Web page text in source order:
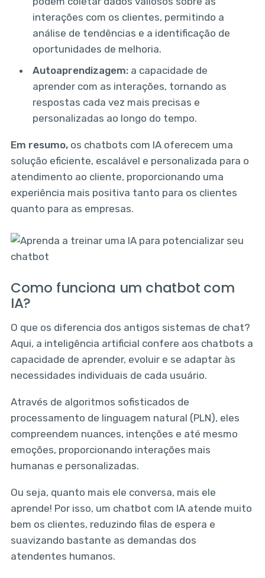
interações com os clientes, permitindo a
análise de tendências e a identificação de
oportunidades de melhoria.
Autoaprendizagem: a capacidade de
aprender com as interações, tornando as
respostas cada vez mais precisas e
personalizadas ao longo do tempo.
Em resumo,os chatbots com IA oferecem uma
solução eficiente, escalável e personalizada para o
atendimento ao cliente, proporcionando uma
experiência mais positiva tanto para os clientes
quanto para as empresas.
Como funciona um chatbot com
IA?
O que os diferencia dos antigos sistemas de chat?
Aqui, a inteligência artificial confere aos chatbots a
capacidade de aprender, evoluir e se adaptar às
necessidades individuais de cada usuário.
Através de algoritmos sofisticados de
processamento de linguagem natural (PLN), eles
compreendem nuances, intenções e até mesmo
emoções, proporcionando interações mais
humanas e personalizadas.
Ou seja, quanto mais ele conversa, mais ele
aprende! Por isso, um chatbot com IA atende muito
bem os clientes, reduzindo filas de espera e
suavizando bastante as demandas dos
atendentes humanos.